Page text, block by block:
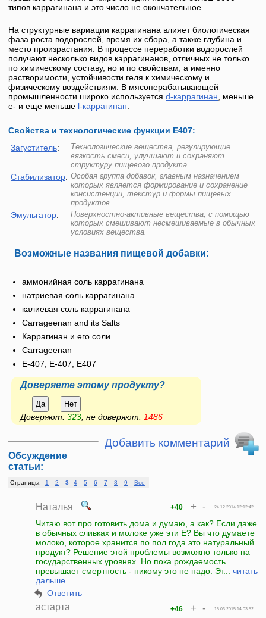
типов каррагинана и это число не окончательное.
На структурные вариации каррагинана влияет биологическая
фаза роста водорослей, время их сбора, а также глубина и
место произрастания. В процессе переработки водорослей
получают несколько видов каррагинанов, отличных не только
по химическому составу, но и по свойствам, а именно
растворимости, устойчивости геля к химическому и
физическому воздействиям. В мясоперабатывающей
промышленности широко используется d-каррагинан , меньше
e- и еще меньше l-каррагинан
Свойства и технологические функции Е407:
Загуститель:
Технологические вещества, регулирующие
вязкость смеси, улучшают и сохраняют
структуру пищевого продукта.
Стабилизатор: Особая группа добавок, главным назначением
которых является формирование и сохранение
консистенции, текстур и формы пищевых
продуктов.
Эмульгатор:
Поверхностно-активные вещества, с помощью
которых смешивают несмешиваемые в обычных
условиях вещества.
Возможные названия пищевой добавки:
аммонийная соль каррагинана
натриевая соль каррагинана
калиевая соль каррагинана
Carrageenan and its Salts
Каррагинан и его соли
Carrageenan
E-407, Е-407, E407
Доверяете этому продукту?
Да Нет
Доверяют: 323, не доверяют: 1486
Добавить комментарий
Обсуждение
статьи:
Страницы: 1 2 3 4 5 6 7 8 9 Все
Наталья 24.12.2014 12:12:42
+40 + -
Читаю вот про готовить дома и думаю, а как? Если даже
в обычных сливках и молоке уже эти Е? Вы что думаете
молоко, которое хранится по пол года это натуральный
продукт? Решение этой проблемы возможно только на
государственных уровнях. Но пока рождаемость
превышает смертность - никому это не надо. Эт... читать
дальше
Ответить
астарта 15.03.2015 14:03:52
+46 + -